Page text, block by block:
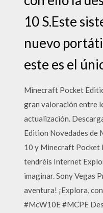
10 S.Este
nuevo
este es el
Minecraft Pocket
gran valoración entre
actualización.
Edition Novedades de
10 y Minecraft Pocket
tendréis Internet
imaginar. Sony Vegas
aventura! ¡Explora,
#McW10E #MCPE